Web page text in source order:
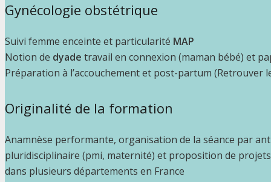
Gynécologie obstétrique
Suivi femme enceinte et particularité MAP
Notion de dyade travail en connexion (maman bébé) et
Préparation à l’accouchement et post-partum (Retrouver
Originalité de la formation
Anamnèse performante, organisation de la séance par
pluridisciplinaire (pmi, maternité) et proposition de
dans plusieurs départements en France